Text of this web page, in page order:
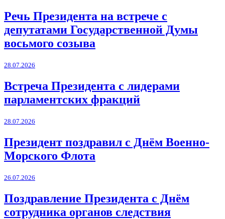
Речь Президента на встрече с
депутатами Государственной Думы
восьмого созыва
28.07.2026
Встреча Президента с лидерами
парламентских фракций
28.07.2026
Президент поздравил с Днём Военно-
Морского Флота
26.07.2026
Поздравление Президента с Днём
сотрудника органов следствия